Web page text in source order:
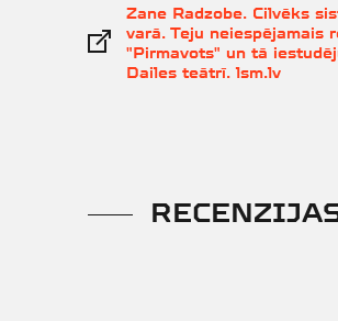
Zane Radzobe. Cilvēks
varā. Teju neiespējamais
"Pirmavots" un tā
Dailes teātrī. lsm.lv